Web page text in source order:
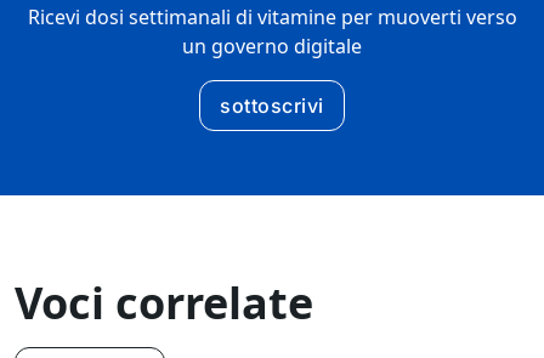
Ricevi dosi settimanali di vitamine per muoverti verso
un governo digitale
sottoscrivi
Voci correlate